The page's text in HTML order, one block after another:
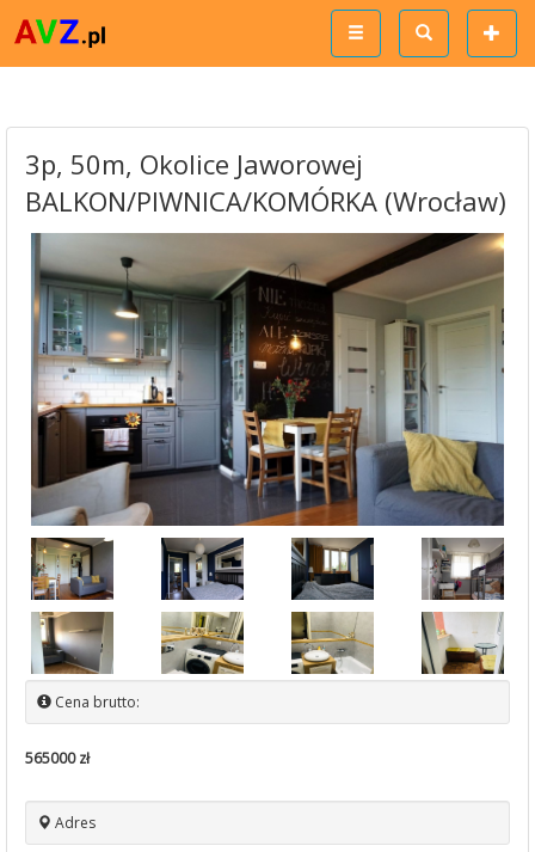
3p, 50m, Okolice Jaworowej
BALKON/PIWNICA/KOMÓRKA (Wrocław)
Cena brutto:
565000 zł
Adres